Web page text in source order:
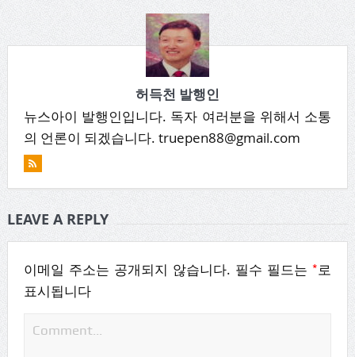
허득천 발행인
뉴스아이 발행인입니다. 독자 여러분을 위해서 소통
의 언론이 되겠습니다. truepen88@gmail.com
LEAVE A REPLY
이메일 주소는 공개되지 않습니다. 필수 필드는*로
표시됩니다